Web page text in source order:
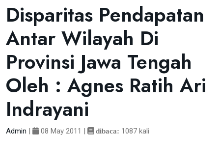
Disparitas Pendapatan
Antar Wilayah Di
Provinsi Jawa Tengah
Oleh : Agnes Ratih Ari
Indrayani
Admin | 08 May 2011 | dibaca: 1087 kali